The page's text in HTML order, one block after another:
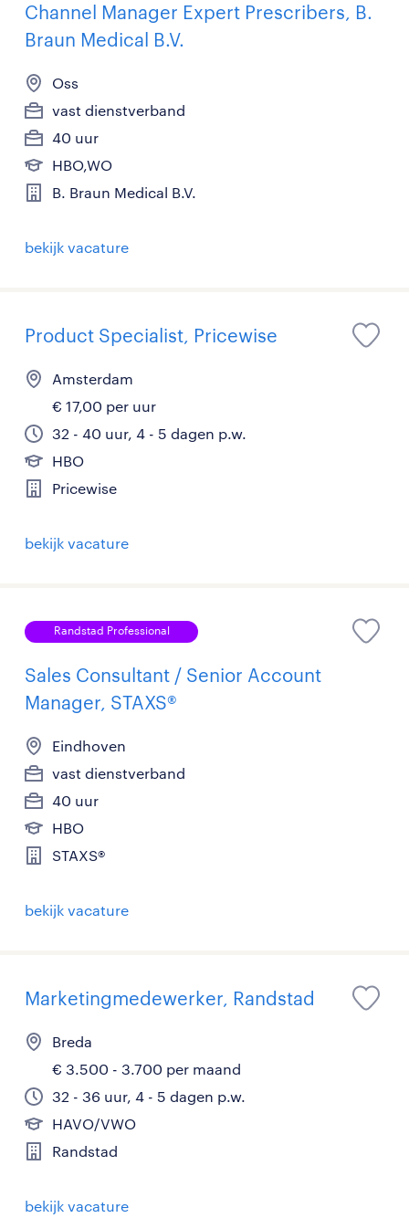
Channel Manager Expert Prescribers, B.
Braun Medical B.V.
Oss
vast dienstverband
40 uur
HBO,WO
B. Braun Medical B.V.
bekijk vacature
Product Specialist, Pricewise
Amsterdam
€ 17,00 per uur
32 - 40 uur, 4 - 5 dagen p.w.
HBO
Pricewise
bekijk vacature
Randstad Professional
Sales Consultant / Senior Account
Manager, STAXS®
Eindhoven
vast dienstverband
40 uur
HBO
STAXS®
bekijk vacature
Marketingmedewerker, Randstad
Breda
€ 3.500 - 3.700 per maand
32 - 36 uur, 4 - 5 dagen p.w.
HAVO/VWO
Randstad
bekijk vacature